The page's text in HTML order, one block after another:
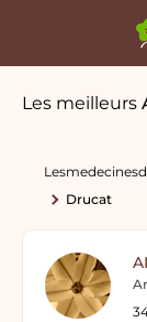
Les meilleurs
Drucat